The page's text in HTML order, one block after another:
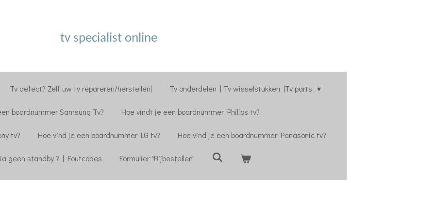
tv specialist online
Tv defect? Zelf uw tv repareren/herstellen| Tv onderdelen | Tv wisselstukken |Tv parts
boardnummer Samsung Tv? Hoe vindt je een boardnummer Philips tv?
tv? Hoe vind je een boardnummer LG tv? Hoe vind je een boardnummer Panasonic tv?
geen standby ? | Foutcodes Formulier "Bijbestellen"